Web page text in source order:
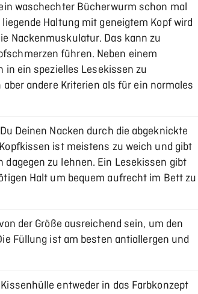
waschechter Bücherwurm schon mal
Haltung mit geneigtem Kopf wird
Nackenmuskulatur. Das kann zu
führen. Neben einem
ein spezielles Lesekissen zu
andere Kriterien als für ein normales
Deinen Nacken durch die abgeknickte
ist meistens zu weich und gibt
zu lehnen. Ein Lesekissen gibt
Halt um bequem aufrecht im Bett zu
der Größe ausreichend sein, um den
Füllung ist am besten antiallergen und
entweder in das Farbkonzept